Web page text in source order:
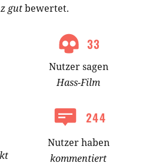
gutbewertet.
33
Nutzersagen
Hass-Film
244
Nutzer haben
kommentiert